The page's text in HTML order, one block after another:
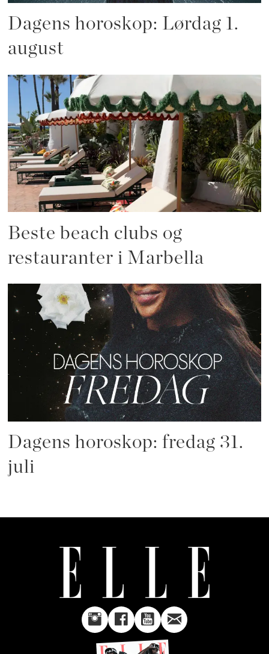
Dagens horoskop: Lørdag 1.
august
Beste beach clubs og
restauranter i Marbella
Dagens horoskop: fredag 31.
juli